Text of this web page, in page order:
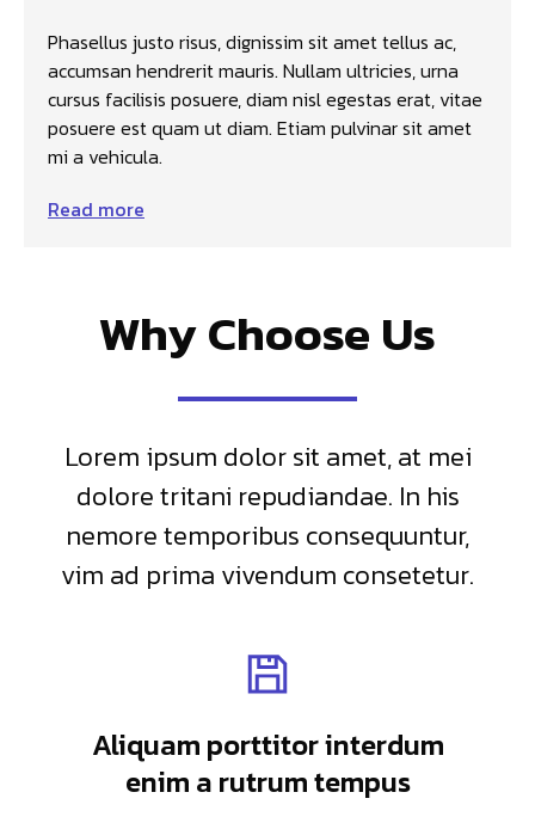
Phasellus justo risus, dignissim sit amet tellus ac,
accumsan hendrerit mauris. Nullam ultricies, urna
cursus facilisis posuere, diam nisl egestas erat, vitae
posuere est quam ut diam. Etiam pulvinar sit amet
mi a vehicula.
Read more
Why Choose Us
Lorem ipsum dolor sit amet, at mei
dolore tritani repudiandae. In his
nemore temporibus consequuntur,
vim ad prima vivendum consetetur.
Aliquam porttitor interdum
enim a rutrum tempus